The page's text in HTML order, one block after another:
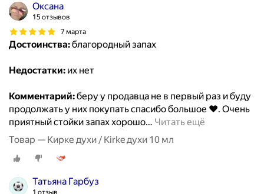
Оксана
15 отзывов
7 марта
Достоинства:благородный запах
Недостатки: их нет
Комментарий:беру у продавца не в первый раз и буду
продолжать у них покупать спасибо большое ❤️. Очень
приятный стойки запах хорошо… Читать ещё
Товар — Кирке духи / Kirke духи 10 мл
Татьяна Гарбуз
1 отзыв